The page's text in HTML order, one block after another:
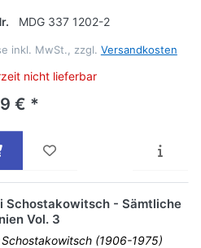
MDG 337 1202-2
inkl. MwSt., zzgl. Versandkosten
nicht lieferbar
€ *
Schostakowitsch - Sämtliche
Vol. 3
(1906-1975)